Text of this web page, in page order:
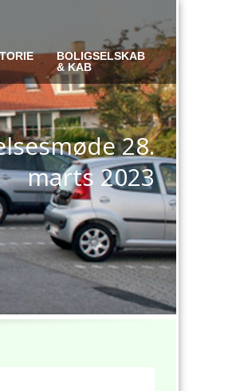
BOLIGSELSKAB
& KAB
28.
marts 2023